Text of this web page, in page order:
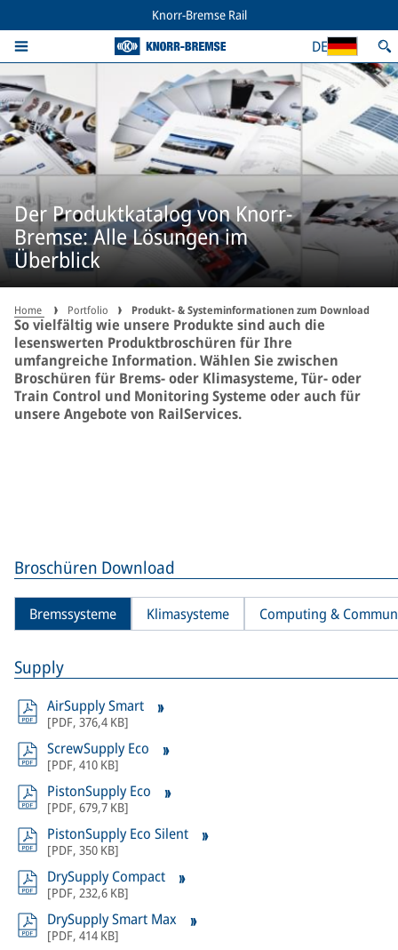
Knorr-Bremse Rail
DE
Der Produktkatalog von Knorr-
Bremse: Alle Lösungen im
Überblick
Home Portfolio Produkt- & Systeminformationen zum Download
So vielfältig wie unsere Produkte sind auch die
lesenswerten Produktbroschüren für Ihre
umfangreiche Information. Wählen Sie zwischen
Broschüren für Brems- oder Klimasysteme, Tür- oder
Train Control und Monitoring Systeme oder auch für
unsere Angebote von RailServices.
Broschüren Download
Bremssysteme Klimasysteme Computing &
Supply
AirSupply Smart
[PDF, 376,4 KB]
ScrewSupply Eco
[PDF, 410 KB]
PistonSupply Eco
[PDF, 679,7 KB]
PistonSupply Eco Silent
[PDF, 350 KB]
DrySupply Compact
[PDF, 232,6 KB]
DrySupply Smart Max
[PDF, 414 KB]